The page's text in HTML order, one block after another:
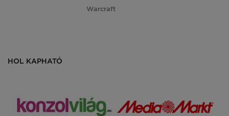
Warcraft
HOL KAPHATÓ